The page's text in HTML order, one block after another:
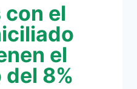
con el
el
8%